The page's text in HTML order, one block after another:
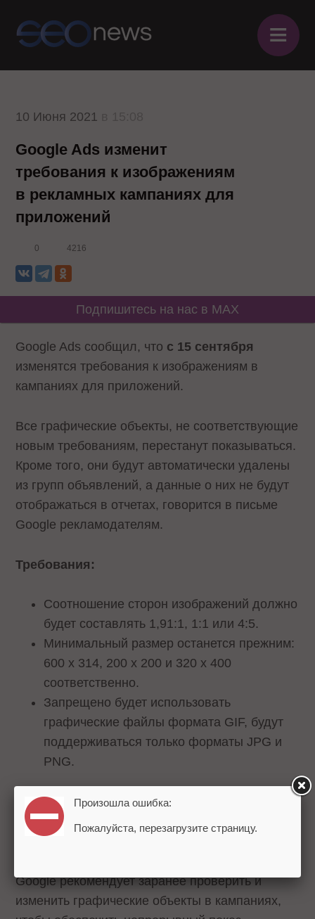
≡
10 Июня 2021
Google Ads изменит
требования к изображениям
в рекламных кампаниях для
приложений
0 4216
Подпишитесь на нас в MAX
Google Ads сообщил, что с 15 сентября
изменятся требования к изображениям в
кампаниях для приложений.
Все графические объекты, не соответствующие
новым требованиям, перестанут показываться.
Кроме того, они будут автоматически удалены
из групп объявлений, а данные о них не будут
отображаться в отчетах, говорится в письме
Google рекламодателям.
Требования:
Соотношение сторон изображений должно
будет составлять 1,91:1, 1:1 или 4:5.
Минимальный размер останется прежним:
600 x 314, 200 x 200 и 320 x 400
соответственно.
Запрещено будет использовать
графические файлы формата GIF, будут
поддерживаться только форматы JPG и
PNG.
Кадрировать в соответствие с новыми
правилами ранее загруженные изображения
Google рекомендует заранее проверить и
изменить графические объекты в кампаниях,
Произошла ошибка:
Пожалуйста, перезагрузите страницу.